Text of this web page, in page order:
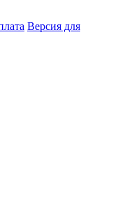
Версия для